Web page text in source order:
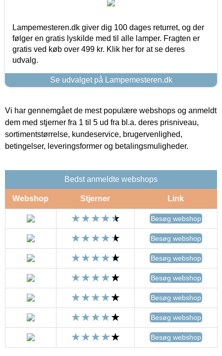
Lampemesteren.dk giver dig 100 dages returret, og der
følger en gratis lyskilde med til alle lamper. Fragten er
gratis ved køb over 499 kr. Klik her for at se deres
udvalg.
Se udvalget på Lampemesteren.dk
Vi har gennemgået de mest populære webshops og anmeldt
dem med stjerner fra 1 til 5 ud fra bl.a. deres prisniveau,
sortimentstørrelse, kundeservice, brugervenlighed,
betingelser, leveringsformer og betalingsmuligheder.
Bedst anmeldte webshops
Webshop Stjerner Link
Besøg webshop
Besøg webshop
Besøg webshop
Besøg webshop
Besøg webshop
Besøg webshop
Besøg webshop